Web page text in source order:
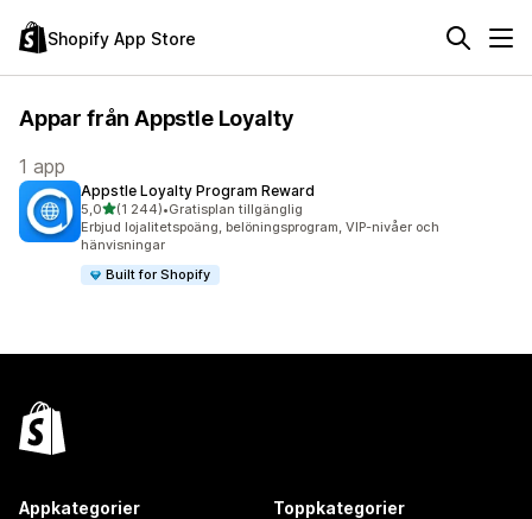
Shopify App Store
Appar från Appstle Loyalty
1 app
Appstle Loyalty Program Reward
5,0av 5 stjärnor
(1 244)
1244 recensioner totalt
•Gratisplan tillgänglig
Erbjud lojalitetspoäng, belöningsprogram, VIP-nivåer och
hänvisningar
Built for Shopify
Appkategorier Toppkategorier